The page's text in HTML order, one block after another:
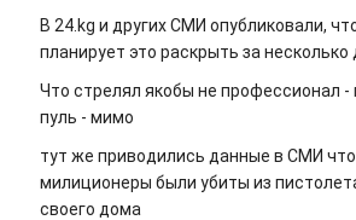
В 24.kg и других СМИ опубликовали,
планирует это раскрыть за несколько
Что стрелял якобы не профессионал -
пуль - мимо
тут же приводились данные в СМИ
милиционеры были убиты из
своего дома